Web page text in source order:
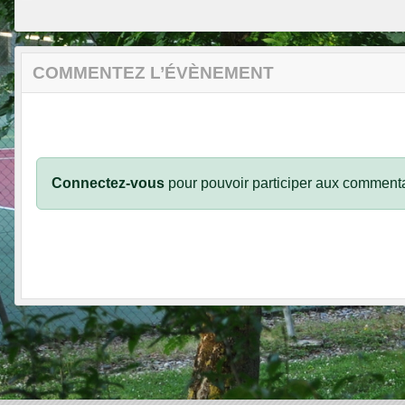
COMMENTEZ L’ÉVÈNEMENT
Connectez-vous pour pouvoir participer aux